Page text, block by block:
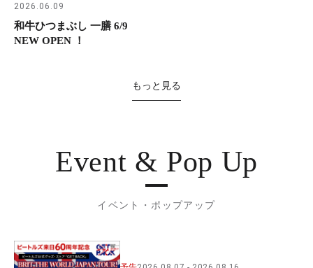
2026.06.09
和牛ひつまぶし 一膳 6/9
NEW OPEN ！
もっと見る
Event & Pop Up
イベント・ポップアップ